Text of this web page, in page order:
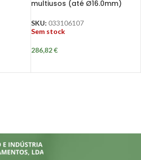
multiusos (até Ø16.0mm)
SKU: 033106107
Sem stock
286,82€